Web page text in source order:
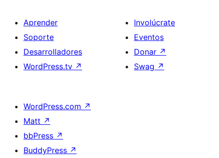
Aprender
Soporte
Desarrolladores
WordPress.tv ↗
Involúcrate
Eventos
Donar ↗
Swag ↗
WordPress.com ↗
Matt ↗
bbPress ↗
BuddyPress ↗